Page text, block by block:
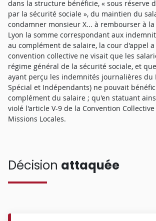
dans la structure bénéficie, « sous réserve
par la sécurité sociale », du maintien du
condamner monsieur X... à rembourser à
Lyon la somme correspondant aux
au complément de salaire, la cour d'appel
convention collective ne visait que les
régime général de la sécurité sociale, et
ayant perçu les indemnités journalières du
Spécial et Indépendants) ne pouvait
complément du salaire ; qu'en statuant
violé l'article V-9 de la Convention
Missions Locales.
Décision attaquée